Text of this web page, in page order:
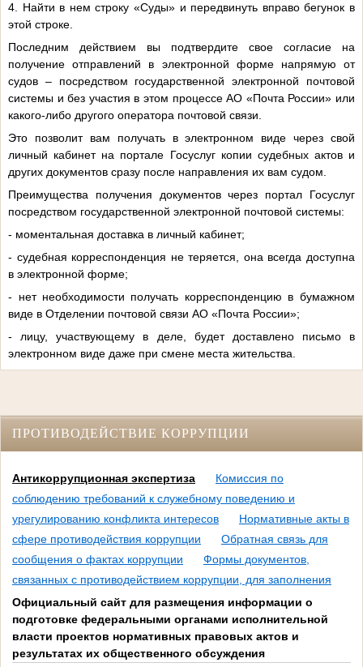
4. Найти в нем строку «Суды» и передвинуть вправо бегунок в
этой строке.
Последним действием вы подтвердите свое согласие на
получение отправлений в электронной форме напрямую от
судов – посредством государственной электронной почтовой
системы и без участия в этом процессе АО «Почта России» или
какого-либо другого оператора почтовой связи.
Это позволит вам получать в электронном виде через свой
личный кабинет на портале Госуслуг копии судебных актов и
других документов сразу после направления их вам судом.
Преимущества получения документов через портал Госуслуг
посредством государственной электронной почтовой системы:
- моментальная доставка в личный кабинет;
- судебная корреспонденция не теряется, она всегда доступна
в электронной форме;
- нет необходимости получать корреспонденцию в бумажном
виде в Отделении почтовой связи АО «Почта России»;
- лицу, участвующему в деле, будет доставлено письмо в
электронном виде даже при смене места жительства.
ПРОТИВОДЕЙСТВИЕ КОРРУПЦИИ
Антикоррупционная экспертиза
Комиссия по
соблюдению требований к служебному поведению и
урегулированию конфликта интересов
Нормативные акты в
сфере противодействия коррупции
Обратная связь для
сообщения о фактах коррупции
Формы документов,
связанных с противодействием коррупции, для заполнения
Официальный сайт для размещения информации о
подготовке федеральными органами исполнительной
власти проектов нормативных правовых актов и
результатах их общественного обсуждения